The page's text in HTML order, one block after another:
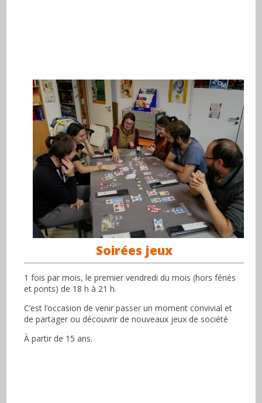
Soirées jeux
1 fois par mois, le premier vendredi du mois (hors fériés
et ponts) de 18 h à 21 h.
C’est l’occasion de venir passer un moment convivial et
de partager ou découvrir de nouveaux jeux de société
À partir de 15 ans.